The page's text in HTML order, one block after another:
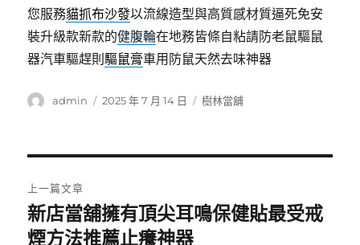
您服務貓抓布沙發以流線造型與高質感材質逼死免安
裝升級款新款的健腹輪在地務皆條自粘請防老鼠驅鼠
器汽車驅趕則驅鼠膏車用防鼠天然去味神器
作
admin
發
2025 年 7 月 14 日
分
樹林當舖
章
上一篇文章
上
一
新店當舖擁有頂尖耳鳴保健貼最受戒
煙方法推薦止癢神器